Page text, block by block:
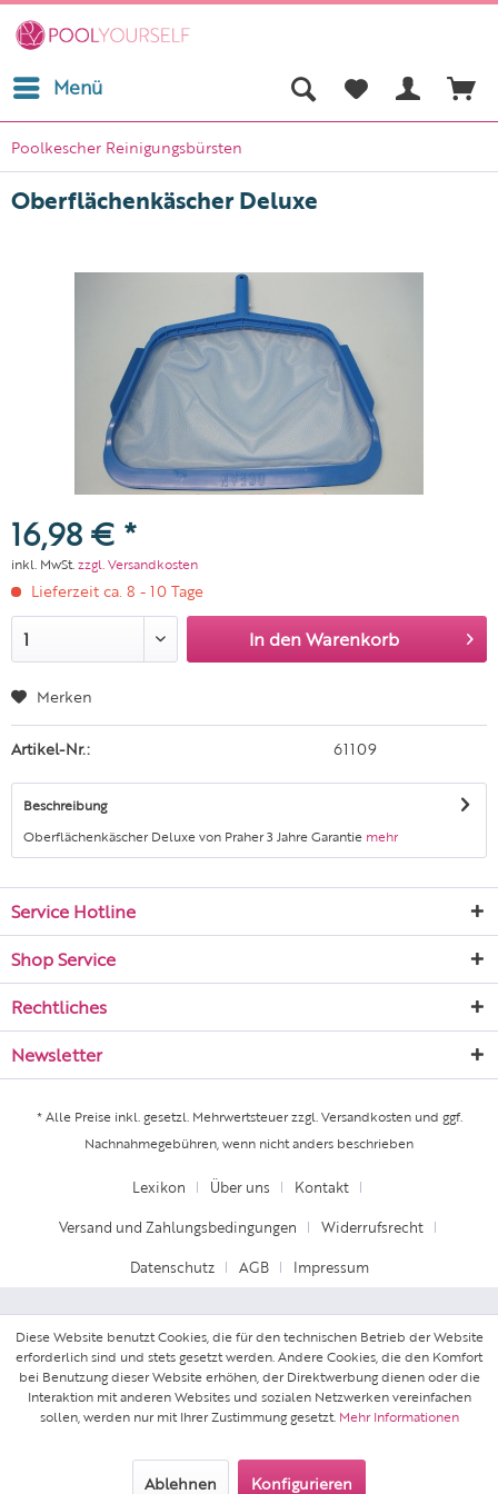
Menü
Poolkescher Reinigungsbürsten
Oberflächenkäscher Deluxe
16,98 € *
inkl. MwSt. zzgl. Versandkosten
Lieferzeit ca. 8 - 10 Tage
In den Warenkorb
Merken
Artikel-Nr.: 61109
Beschreibung
Oberflächenkäscher Deluxe von Praher 3 Jahre Garantie mehr
Service Hotline
Shop Service
Rechtliches
Newsletter
* Alle Preise inkl. gesetzl. Mehrwertsteuer zzgl.Versandkostenund ggf.
Nachnahmegebühren, wenn nicht anders beschrieben
Lexikon Über uns Kontakt
Versand und Zahlungsbedingungen Widerrufsrecht
Datenschutz AGB Impressum
Diese Website benutzt Cookies, die für den technischen Betrieb der Website
erforderlich sind und stets gesetzt werden. Andere Cookies, die den Komfort
bei Benutzung dieser Website erhöhen, der Direktwerbung dienen oder die
Interaktion mit anderen Websites und sozialen Netzwerken vereinfachen
sollen, werden nur mit Ihrer Zustimmung gesetzt. Mehr Informationen
Ablehnen Konfigurieren